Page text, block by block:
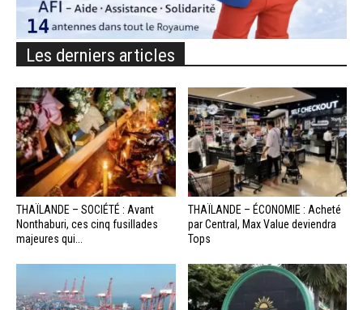
Les derniers articles
THAÏLANDE – SOCIÉTÉ : Avant
Nonthaburi, ces cinq fusillades
majeures qui...
THAÏLANDE – ÉCONOMIE : Acheté
par Central, Max Value deviendra
Tops